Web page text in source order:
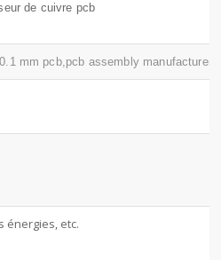
de cuivre pcb
mm pcb,pcb assembly manufacturer
énergies, etc.